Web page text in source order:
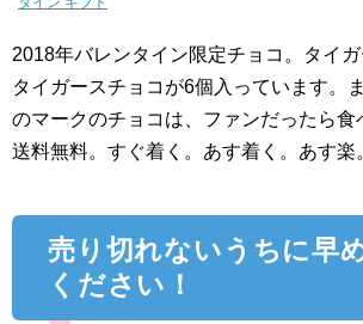
2018年バレンタイン限定チョコ。タイガ
タイガースチョコが6個入っています。
のマークのチョコは、ファンだったら食
送料無料。すぐ着く。あす着く。あす楽
売り切れないうちに早
ください！